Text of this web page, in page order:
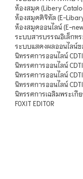
ห้องสมุด (Libery
ห้องสมุดดิจิทัล (E-
ห้องสมุดออนไลน์ (E-
ระบบสารบรรณอิเล็กท
ระบบแสดงผลออนไลน์ข
นิทรรศการออนไลน์
นิทรรศการออนไลน์
นิทรรศการออนไลน์
นิทรรศการออนไลน์
นิทรรศการเฉลิมพระเกี
FOXIT EDITOR